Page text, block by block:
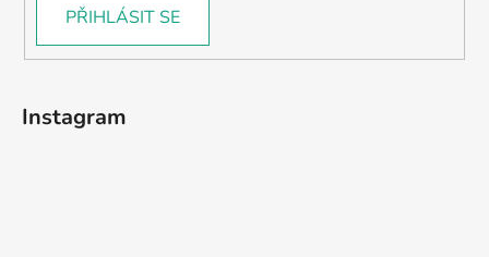
PŘIHLÁSIT SE
Instagram